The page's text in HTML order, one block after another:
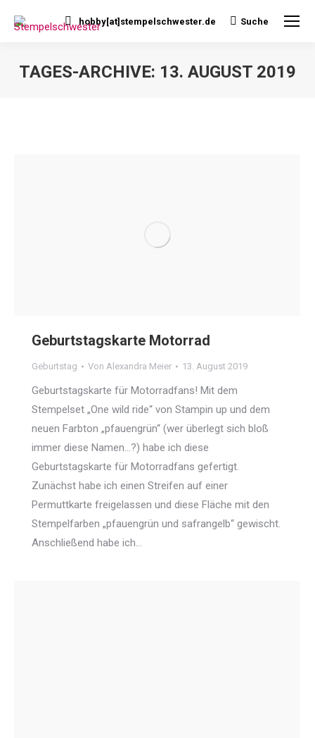
hobby[at]stempelschwester.de Search:
Suche
TAGES-ARCHIVE: 13. AUGUST 2019
Geburtstagskarte Motorrad
Geburtstag Von Alexandra Meier 13. August 2019
Geburtstagskarte für Motorradfans! Mit dem
Stempelset „One wild ride“ von Stampin up und dem
neuen Farbton „pfauengrün“ (wer überlegt sich bloß
immer diese Namen…?) habe ich diese
Geburtstagskarte für Motorradfans gefertigt.
Zunächst habe ich einen Streifen auf einer
Permuttkarte freigelassen und diese Fläche mit den
Stempelfarben „pfauengrün und safrangelb“ gewischt.
Anschließend habe ich…